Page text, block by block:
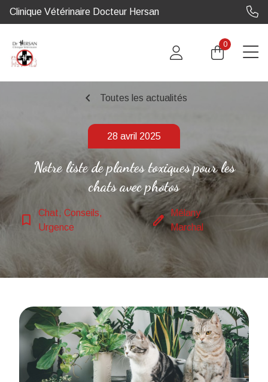
Clinique Vétérinaire Docteur Hersan
0
chevron_left Toutes les actualités
28 avril 2025
Notre liste de ​plantes toxiques pour les
chats avec photos
bookmark_border
Chat, Conseils,
Urgence
edit
Mélany
Marchal